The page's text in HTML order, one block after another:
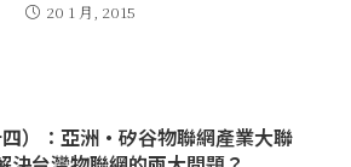
20 1 月, 2015
）：亞洲·矽谷物聯網產業大聯